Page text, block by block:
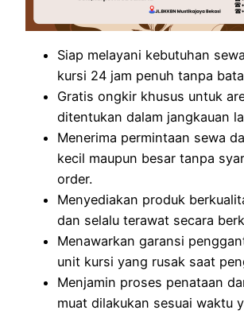
Siap melayani kebutuhan
kursi 24 jam penuh tanpa
Gratis ongkir khusus untuk
ditentukan dalam jangkauan
Menerima permintaan sewa
kecil maupun besar tanpa
order.
Menyediakan produk
dan selalu terawat secara
Menawarkan garansi
unit kursi yang rusak saat
Menjamin proses penataan
muat dilakukan sesuai waktu